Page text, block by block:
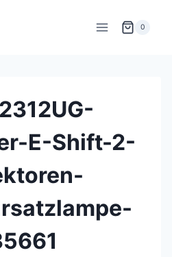
0
E-Shift-2-